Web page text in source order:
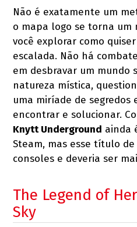
Não é exatamente um
o mapa logo se torna um
você explorar como
escalada. Não há
em desbravar um mundo
natureza mística,
uma miríade de segredos
encontrar e solucionar.
Knytt Underground ainda
Steam, mas esse título de
consoles e deveria ser
The Legend of
Sky